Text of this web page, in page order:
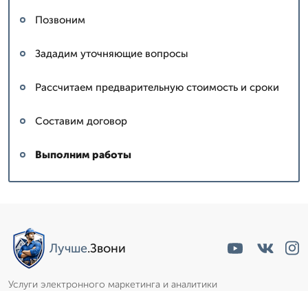
Позвоним
Зададим уточняющие вопросы
Рассчитаем предварительную стоимость и сроки
Составим договор
Выполним работы
Лучше.Звони
Услуги электронного маркетинга и аналитики